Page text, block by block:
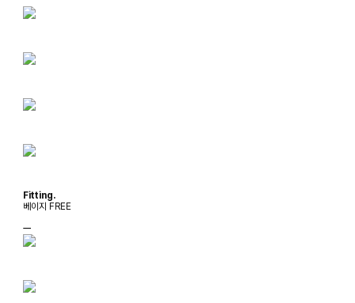
Fitting.
베이지 FREE
ㅡ